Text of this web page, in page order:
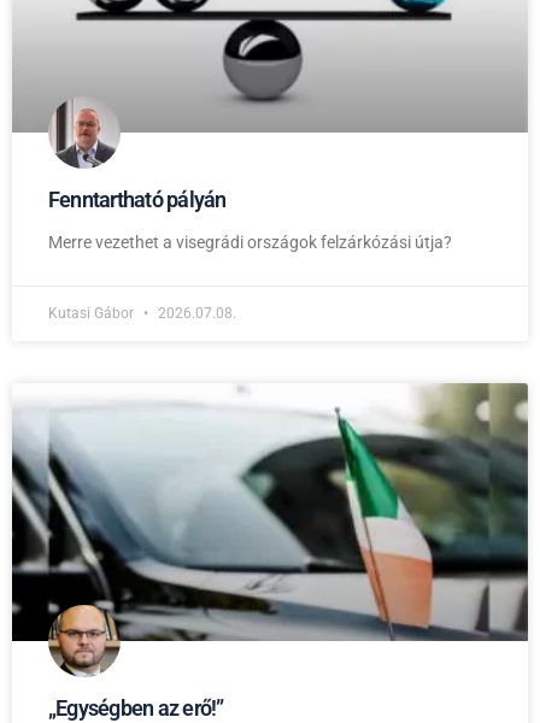
Fenntartható pályán
Merre vezethet a visegrádi országok felzárkózási útja?
Kutasi Gábor 2026.07.08.
„Egységben az erő!”